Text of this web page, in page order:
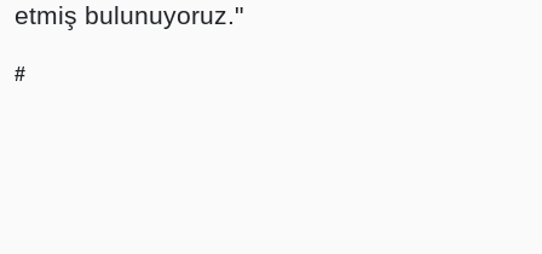
etmiş bulunuyoruz."
#